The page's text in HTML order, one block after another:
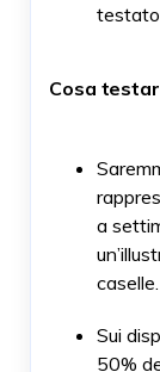
testato
Cosa
a
caselle.
Sui
50%